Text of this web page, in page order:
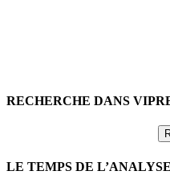
RECHERCHE DANS
LE TEMPS DE L’ANALYSE